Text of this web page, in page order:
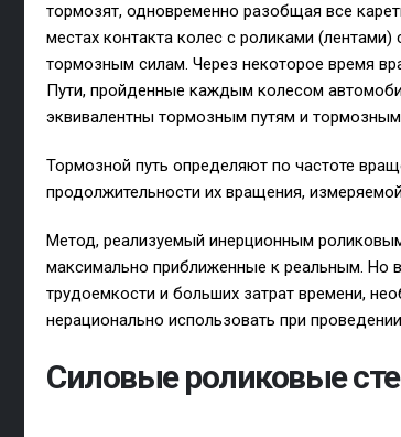
тормозят, одновременно разобщая все
местах контакта колес с роликами
тормозным силам. Через некоторое время
Пути, пройденные каждым колесом
эквивалентны тормозным путям и
Тормозной путь определяют по частоте
продолжительности их вращения,
Метод, реализуемый инерционным
максимально приближенные к реальным. Но
трудоемкости и больших затрат времени,
нерационально использовать при
Силовые роликовые